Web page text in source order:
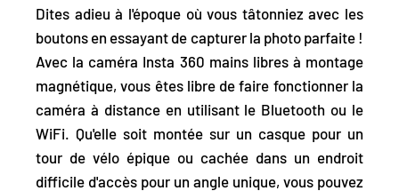
Dites adieu à l'époque où vous tâtonniez avec les
boutons en essayant de capturer la photo parfaite !
Avec la caméra Insta 360 mains libres à montage
magnétique, vous êtes libre defaire fonctionner la
caméra à distance en utilisant le Bluetooth ou le
WiFi. Qu'elle soit montée sur un casque pour un
tour de vélo épique ou cachée dans un endroit
difficile d'accès pour un angle unique, vous pouvez